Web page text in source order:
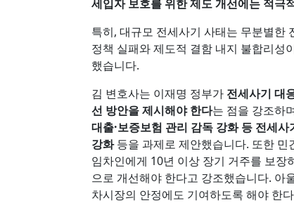
세입자 보호를 위한 제도 개선에는 적극
특히, 대규모 전세사기 사태는 무분별한
정책 실패와 제도적 결함 내지 불합리성
했습니다.
김 변호사는 이재명 정부가 전세사기 대
선 방안을 제시해야 한다는 점을 강조하
대출·보증보험 관리 감독 강화 등 전세
강화등을 과제로 제안했습니다. 또한
임차인에게 10년 이상 장기 거주를 보
으로 개선해야 한다고 강조했습니다. 아
차시장의 안정에도 기여하도록 해야 한